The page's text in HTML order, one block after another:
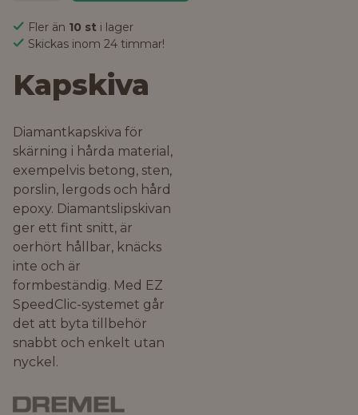
Fler än 10 st i lager
Skickas inom 24 timmar!
Kapskiva
Diamantkapskiva för
skärning i hårda material,
exempelvis betong, sten,
porslin, lergods och hård
epoxy. Diamantslipskivan
ger ett fint snitt, är
oerhört hållbar, knäcks
inte och är
formbeständig. Med EZ
SpeedClic-systemet går
det att byta tillbehör
snabbt och enkelt utan
nyckel.